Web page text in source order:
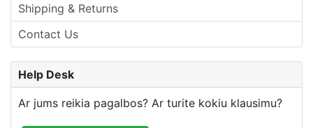
Shipping & Returns
Contact Us
Help Desk
Ar jums reikia pagalbos? Ar turite kokiu klausimu?